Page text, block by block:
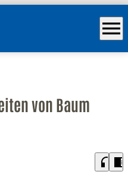
menu
von Baum
headphones chrome_reader_mode